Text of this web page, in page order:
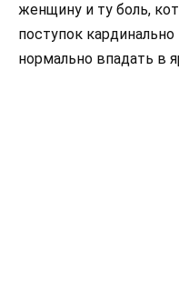
женщину и ту боль,
поступок
нормально впадать в